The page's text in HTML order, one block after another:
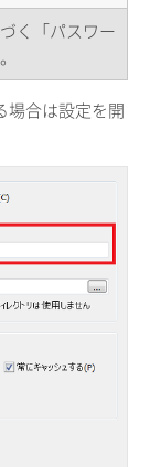
く「パスワー
合は設定を開